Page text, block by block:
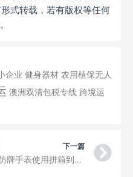
式转载，若有版权等任何
企业 健身器材 农用植保无人
澳洲双清包税专线 跨境运
下一篇
仿牌手表使用拼箱到港的运输方式从深圳运输到黎巴嫩Beirut贝鲁特港，港到港拼箱海运